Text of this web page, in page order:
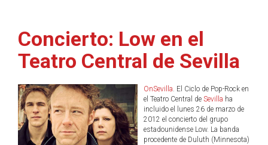
Concierto: Low en el
Teatro Central de Sevilla
OnSevilla. El Ciclo de Pop-Rock en
el Teatro Central de Sevilla ha
incluido el lunes 26 de marzo de
2012 el concierto del grupo
estadounidense Low. La banda
procedente de Duluth (Minnesota)